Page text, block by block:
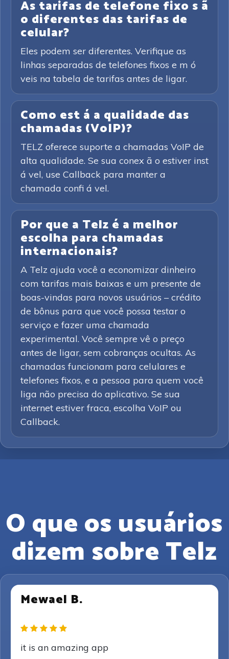
As tarifas de telefone fixo s ã
o diferentes das tarifas de
celular?
Eles podem ser diferentes. Verifique as
linhas separadas de telefones fixos e m ó
veis na tabela de tarifas antes de ligar.
Como est á a qualidade das
chamadas (VoIP)?
TELZ oferece suporte a chamadas VoIP de
alta qualidade. Se sua conex ã o estiver inst
á vel, use Callback para manter a
chamada confi á vel.
Por que a Telz é a melhor
escolha para chamadas
internacionais?
A Telz ajuda você a economizar dinheiro
com tarifas mais baixas e um presente de
boas-vindas para novos usuários – crédito
de bônus para que você possa testar o
serviço e fazer uma chamada
experimental. Você sempre vê o preço
antes de ligar, sem cobranças ocultas. As
chamadas funcionam para celulares e
telefones fixos, e a pessoa para quem você
liga não precisa do aplicativo. Se sua
internet estiver fraca, escolha VoIP ou
Callback.
O que os usuários
dizem sobre Telz
Mewael B.
it is an amazing app